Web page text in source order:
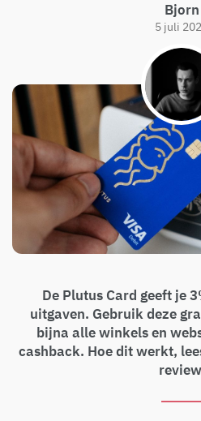
Bjorn
5 juli
De Plutus Card geeft je
uitgaven. Gebruik deze
bijna alle winkels en
cashback. Hoe dit werkt,